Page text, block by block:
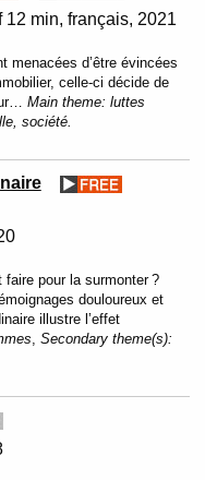
12 min français 2021
menacées d’être évincées
celle-ci décide de
Main theme: luttes
société.
faire pour la surmonter ?
douloureux et
illustre l’effet
, Secondary theme(s):